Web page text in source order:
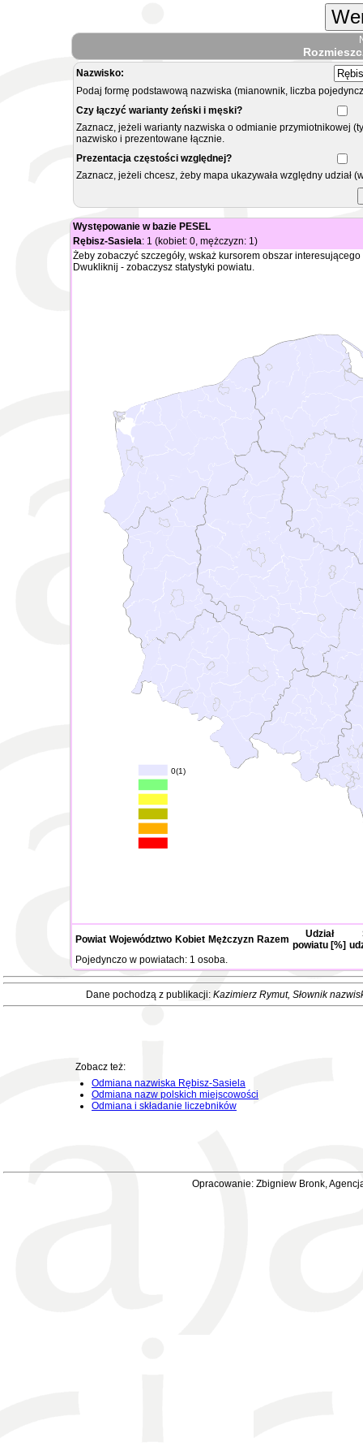
Nazwisko:
Podaj formę podstawową nazwiska (mianownik, liczba
Czy łączyć warianty żeński i męski?
Zaznacz, jeżeli warianty nazwiska o odmianie przymiotnikowej
nazwisko i prezentowane łącznie.
Prezentacja częstości względnej?
Zaznacz, jeżeli chcesz, żeby mapa ukazywała względny
Występowanie w bazie PESEL
Rębisz-Sasiela: 1 (kobiet: 0, mężczyzn: 1)
Żeby zobaczyć szczegóły, wskaż kursorem obszar
Dwukliknij - zobaczysz statystyki powiatu.
0(1)
Powiat Województwo Kobiet Mężczyzn Razem
Udział
powiatu [%]
Pojedynczo w powiatach: 1 osoba.
Dane pochodzą z publikacji: Kazimierz Rymut, Słownik
Zobacz też:
Odmiana nazwiska Rębisz-Sasiela
Odmiana nazw polskich miejscowości
Odmiana i składanie liczebników
Opracowanie: Zbigniew Bronk,